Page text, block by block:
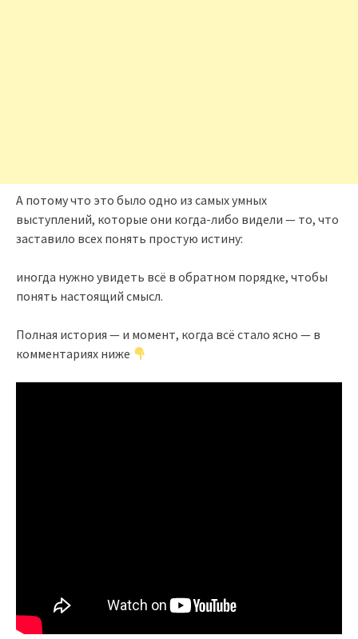
А потому что это было одно из самых умных
выступлений, которые они когда-либо видели — то, что
заставило всех понять простую истину:
иногда нужно увидеть всё в обратном порядке, чтобы
понять настоящий смысл.
Полная история — и момент, когда всё стало ясно — в
комментариях ниже